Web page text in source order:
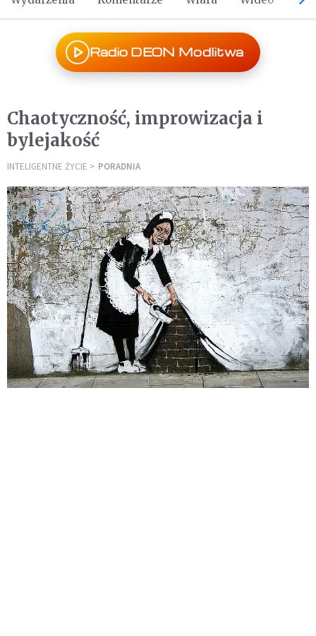
Radio DEON Modlitwa
Chaotyczność, improwizacja i
bylejakość
INTELIGENTNE ŻYCIE PORADNIA